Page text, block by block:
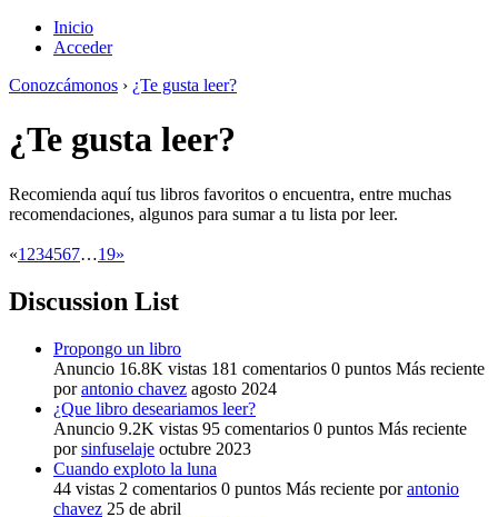
Inicio
Acceder
Conozcámonos › ¿Te gusta leer?
¿Te gusta leer?
Recomienda aquí tus libros favoritos o encuentra, entre muchas
recomendaciones, algunos para sumar a tu lista por leer.
«1 234567…19»
Discussion List
Propongo un libro
Anuncio 16.8K vistas 181 comentarios 0 puntos Más reciente
porantonio chavez agosto 2024
¿Que libro deseariamos leer?
Anuncio 9.2K vistas 95 comentarios 0 puntos Más reciente
porsinfuselaje octubre 2023
Cuando exploto la luna
44 vistas 2 comentarios 0 puntos Más reciente porantonio
chavez 25 de abril